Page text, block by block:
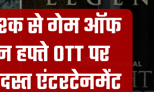
से गेम ऑफ
हफ्ते OTT पर
एंटरटेनमेंट